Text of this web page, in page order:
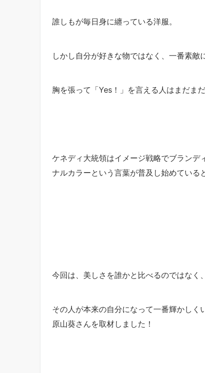
誰しもが毎日身に纏っている洋服。
しかし自分が好きな物ではなく、一番素敵
胸を張って「Yes！」を言える人はまだま
ケネディ大統領はイメージ戦略でブランデ
ナルカラーという言葉が普及し始めている
今回は、美しさを誰かと比べるのではなく、
その人が本来の自分になって一番輝かし
原山葵さんを取材しました！